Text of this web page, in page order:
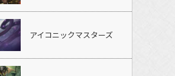
アイコニックマスターズ